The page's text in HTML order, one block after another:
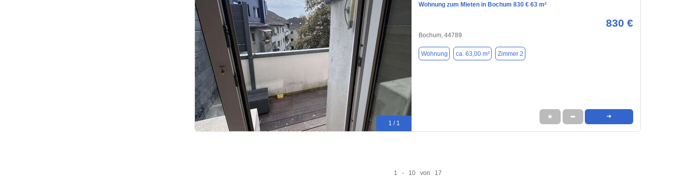
1 / 1
Wohnung zum Mieten in Bochum 830 € 63 m²
830 €
Bochum, 44789
Wohnung ca. 63,00 m² Zimmer 2
★ ➦ ➜
1 - 10 von 17